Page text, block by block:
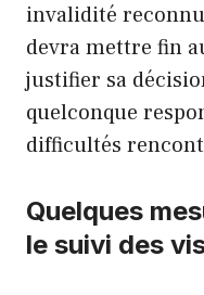
invalidité
devra mettre fin
justifier sa
quelconque
difficultés
Quelques
le suivi des